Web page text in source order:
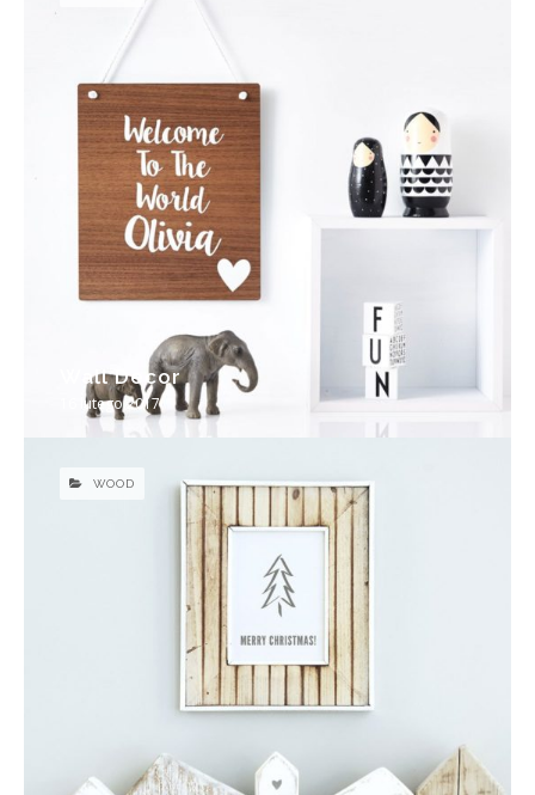
16 lutego 2017
Wall Decor
WOOD